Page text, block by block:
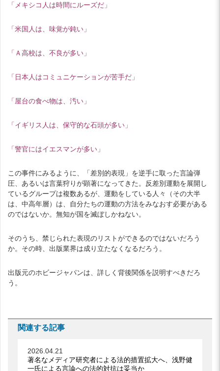
「メキシコ人は時間にルーズだ」
「米国人は、味覚が鈍い」
「Ａ高校は、不良が多い」
「日本人はコミュニケーションが苦手だ」
「屋台の食べ物は、汚い」
「イギリス人は、保守的な石頭が多い」
「警官にはイエスマンが多い」
この事件にみるように、「差別的表現」を逆手に取った言論弾
圧、あるいは言葉狩りが顕著になってきた。反差別運動を展開し
ているグループは複数あるが、運動をしている人々（その大半
は、中高年層）は、自分たちの運動の方法をみなおす必要がある
のではないか。無知が国を滅ぼしかねない。
そのうち、禁じられた表現のリストができるのではないだろう
か。その時、出版業界は成り立たなくなるだろう。
出版元のホビージャパンは、詳しく背後関係を説明すべきだろ
う。
関連する記事
2026.04.21
著名なメディア研究者による法的措置拡大へ、浅野健
一氏による言論への法的対抗は妥当か